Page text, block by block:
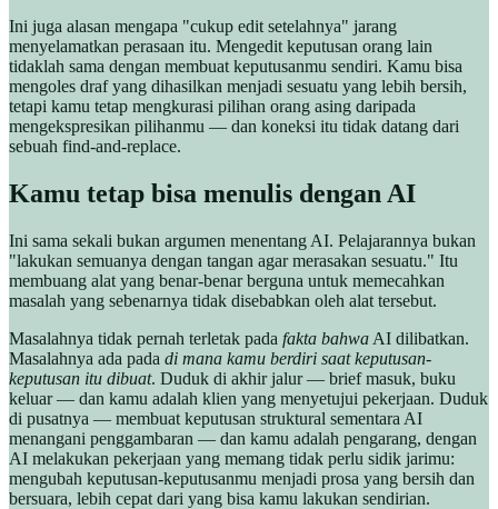
Ini juga alasan mengapa "cukup edit setelahnya" jarang
menyelamatkan perasaan itu. Mengedit keputusan orang lain
tidaklah sama dengan membuat keputusanmu sendiri. Kamu bisa
mengoles draf yang dihasilkan menjadi sesuatu yang lebih bersih,
tetapi kamu tetap mengkurasi pilihan orang asing daripada
mengekspresikan pilihanmu — dan koneksi itu tidak datang dari
sebuah find-and-replace.
Kamu tetap bisa menulis dengan AI
Ini sama sekali bukan argumen menentang AI. Pelajarannya bukan
"lakukan semuanya dengan tangan agar merasakan sesuatu." Itu
membuang alat yang benar-benar berguna untuk memecahkan
masalah yang sebenarnya tidak disebabkan oleh alat tersebut.
Masalahnya tidak pernah terletak pada fakta bahwa AI dilibatkan.
Masalahnya ada pada di mana kamu berdiri saat keputusan-
keputusan itu dibuat. Duduk di akhir jalur — brief masuk, buku
keluar — dan kamu adalah klien yang menyetujui pekerjaan. Duduk
di pusatnya — membuat keputusan struktural sementara AI
menangani penggambaran — dan kamu adalah pengarang, dengan
AI melakukan pekerjaan yang memang tidak perlu sidik jarimu:
mengubah keputusan-keputusanmu menjadi prosa yang bersih dan
bersuara, lebih cepat dari yang bisa kamu lakukan sendirian.